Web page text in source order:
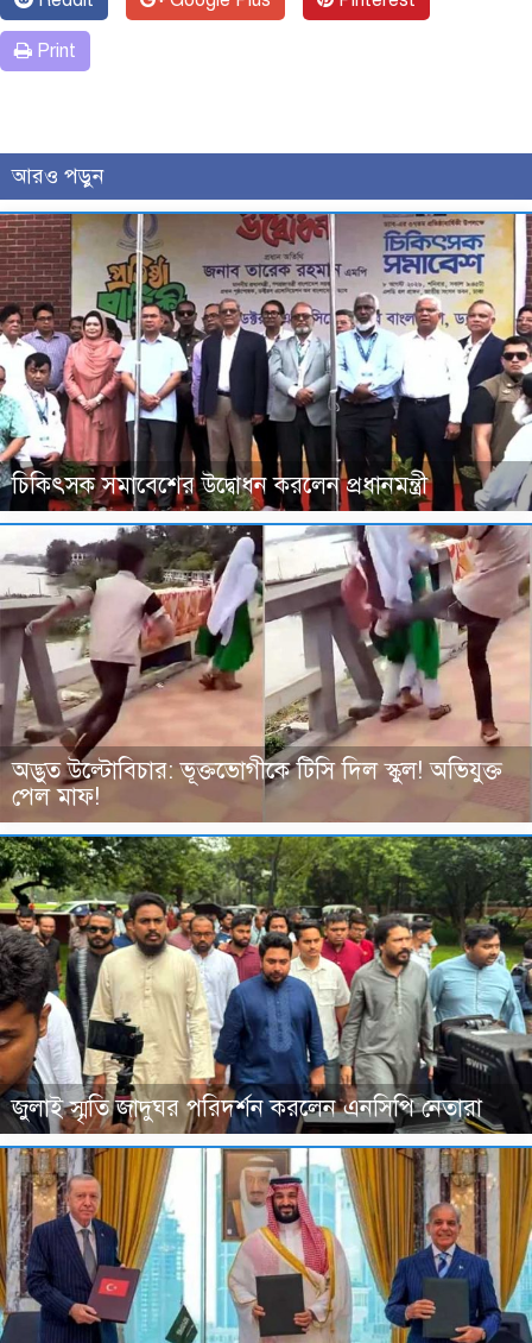
Print
আরও পড়ুন
চিকিৎসক সমাবেশের উদ্বোধন করলেন প্রধানমন্ত্রী
অদ্ভুত উল্টোবিচার: ভূক্তভোগীকে টিসি দিল স্কুল! অভিযুক্ত
পেল মাফ!
জুলাই স্মৃতি জাদুঘর পরিদর্শন করলেন এনসিপি নেতারা